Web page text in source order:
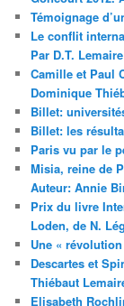
Témoignage
Le conflit
Par D.T. Lemaire
Camille et Paul
Dominique
Billet:
Billet: les
Paris vu par le
Misia, reine de
Auteur: Annie
Prix du livre
Loden, de N.
Une «
Descartes et
Thiébaut
Elisabeth